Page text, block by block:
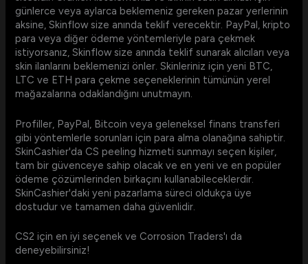
günlerce veya aylarca beklemeniz gereken pazar yerlerinin
aksine, Skinflow size anında teklif verecektir. PayPal, kripto
para veya diğer ödeme yöntemleriyle para çekmek
istiyorsanız, Skinflow size anında teklif sunarak alıcıları veya
skin ilanlarını beklemenizi önler. Skinleriniz için yeni BTC,
LTC ve ETH para çekme seçeneklerinin tümünün yerel
mağazalarına odaklandığını unutmayın.
Profiller, PayPal, Bitcoin veya geleneksel finans transferi
gibi yöntemlerle sorunları için para alma olanağına sahiptir.
SkinCashier'da CS peeling hizmeti sunmayı seçen kişiler,
tam bir güvenceye sahip olacak ve en yeni ve en popüler
ödeme çözümlerinden birkaçını kullanabileceklerdir.
SkinCashier'daki yeni pazarlama süreci oldukça üye
dostudur ve tamamen daha güvenlidir.
CS2 için en iyi seçenek ve Corrosion Traders'ı da
deneyebilirsiniz!